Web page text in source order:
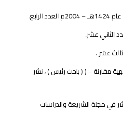
مقارنة – ) ( باحث رئيس ) ، نشر
في مجلة الشريعة والدراسات